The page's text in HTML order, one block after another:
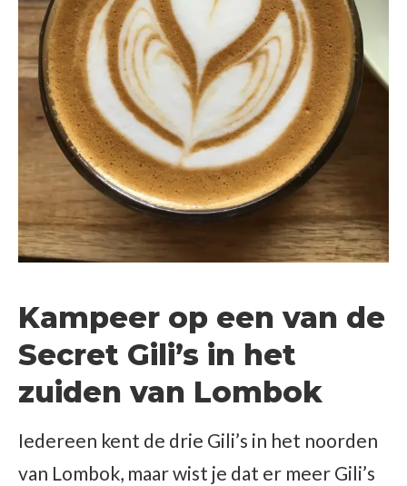
Kampeer op een van de
Secret Gili’s in het
zuiden van Lombok
Iedereen kent de drie Gili’s in het noorden
van Lombok, maar wist je dat er meer Gili’s